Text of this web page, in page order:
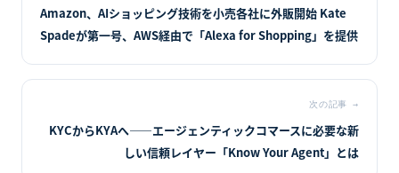
Amazon、AIショッピング技術を小売各社に外販開始 Kate
Spadeが第一号、AWS経由で「Alexa for Shopping」を提供
次の記事 →
KYCからKYAへ――エージェンティックコマースに必要な新
しい信頼レイヤー「Know Your Agent」とは